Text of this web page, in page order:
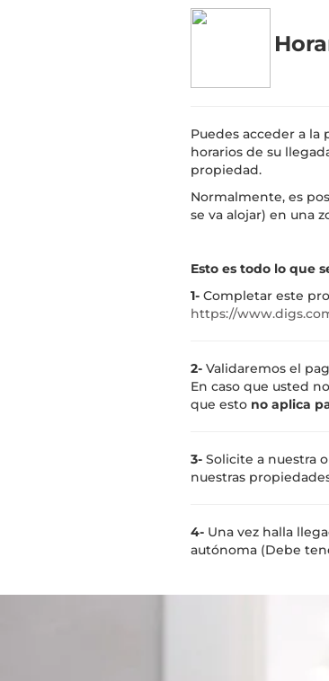
Puedes acceder a
horarios de su
propiedad.
Normalmente, es
se va alojar) en una
Esto es todo lo que
1- Completar este
https://
2- Validaremos el
En caso que usted
que esto no aplica
3- Solicite a nuestra
nuestras
4- Una vez halla
autónoma (Debe